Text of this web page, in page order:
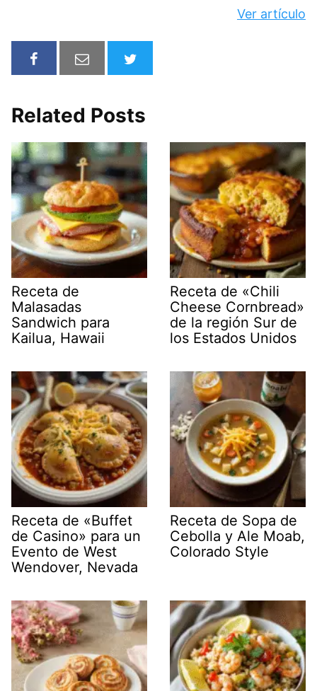
Ver artículo
Related Posts
Receta de
Malasadas
Sandwich para
Kailua, Hawaii
Receta de «Chili
Cheese Cornbread»
de la región Sur de
los Estados Unidos
Receta de «Buffet
de Casino» para un
Evento de West
Wendover, Nevada
Receta de Sopa de
Cebolla y Ale Moab,
Colorado Style